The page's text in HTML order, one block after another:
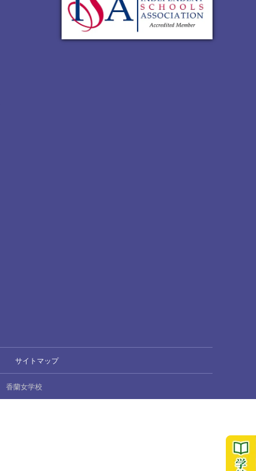
サイトマップ
香蘭女学校